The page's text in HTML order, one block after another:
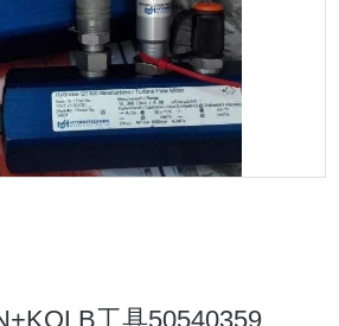
工具50540359